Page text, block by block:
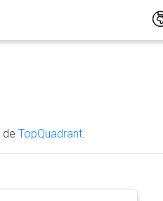
de TopQuadrant